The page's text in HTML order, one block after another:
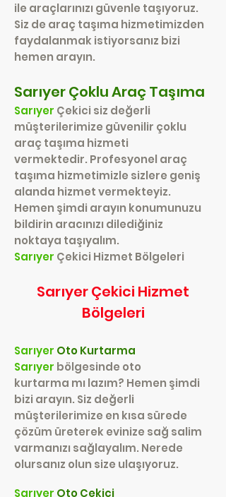
ile araçlarınızı güvenle taşıyoruz.
Siz de araç taşıma hizmetimizden
faydalanmak istiyorsanız bizi
hemen arayın.
Sarıyer Çoklu Araç Taşıma
Sarıyer Çekici siz değerli
müşterilerimize güvenilir çoklu
araç taşıma hizmeti
vermektedir. Profesyonel araç
taşıma hizmetimizle sizlere geniş
alanda hizmet vermekteyiz.
Hemen şimdi arayın konumunuzu
bildirin aracınızı dilediğiniz
noktaya taşıyalım.
Sarıyer Çekici Hizmet Bölgeleri
SarıyerÇekici Hizmet
Bölgeleri
Sarıyer Oto Kurtarma
Sarıyer bölgesinde oto
kurtarma mı lazım? Hemen şimdi
bizi arayın. Siz değerli
müşterilerimize en kısa sürede
çözüm üreterek evinize sağ salim
varmanızı sağlayalım. Nerede
olursanız olun size ulaşıyoruz.
Sarıyer Oto Çekici